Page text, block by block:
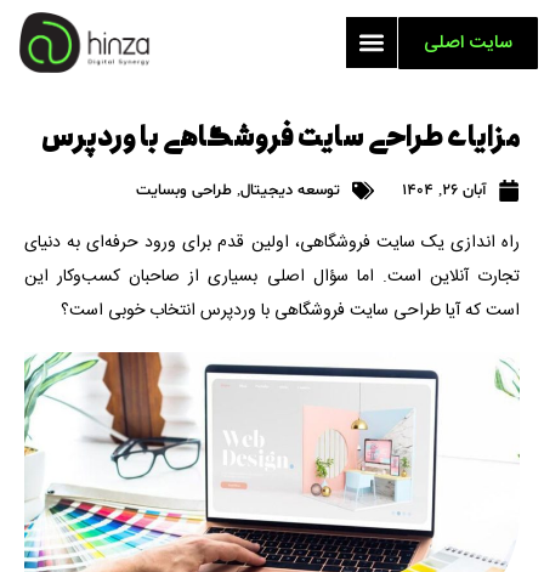
سایت اصلی
مزایای طراحی سایت فروشگاهی با وردپرس
آبان 26, 1404 توسعه دیجیتال, طراحی وبسایت
راه اندازی یک سایت فروشگاهی، اولین قدم برای ورود حرفه‌ای به دنیای
تجارت آنلاین است. اما سؤال اصلی بسیاری از صاحبان کسب‌وکار این
است که آیا طراحی سایت فروشگاهی با وردپرس انتخاب خوبی است؟